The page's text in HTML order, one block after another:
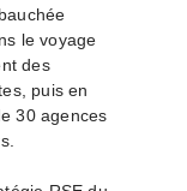
le voyage
des
puis en
30 agences